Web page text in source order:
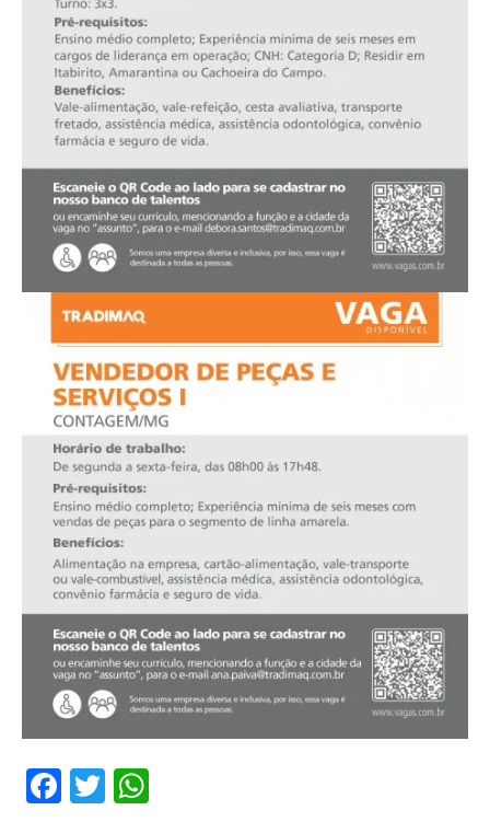
Facebook
Twitter